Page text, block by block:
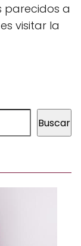
parecidos a
visitar la
Buscar